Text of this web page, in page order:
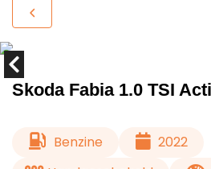
Skoda Fabia 1.0 TSI
Benzine
2022